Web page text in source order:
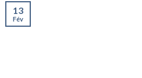
13
Fév